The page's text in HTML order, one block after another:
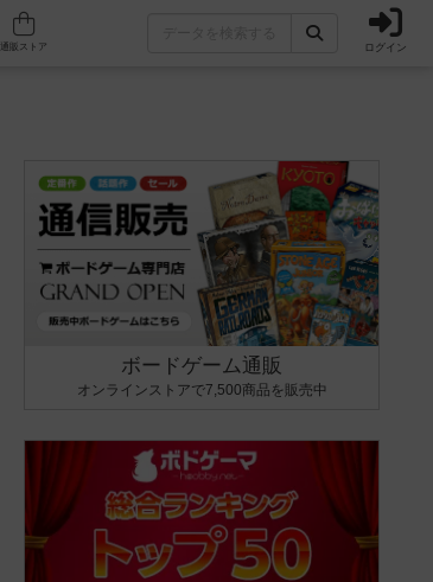
人気ボードゲーム ログイン
ボードゲーム通販
オンラインストアで7,500商品を販売中